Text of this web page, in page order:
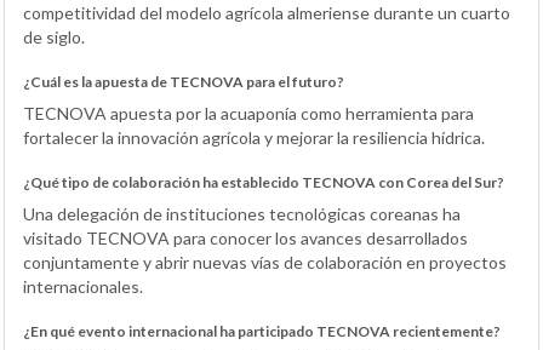
competitividad del modelo agrícola almeriense durante un cuarto
de siglo.
¿Cuál es la apuesta de TECNOVA para el futuro?
TECNOVA apuesta por la acuaponía como herramienta para
fortalecer la innovación agrícola y mejorar la resiliencia hídrica.
¿Qué tipo de colaboración ha establecido TECNOVA con Corea del Sur?
Una delegación de instituciones tecnológicas coreanas ha
visitado TECNOVA para conocer los avances desarrollados
conjuntamente y abrir nuevas vías de colaboración en proyectos
internacionales.
¿En qué evento internacional ha participado TECNOVA recientemente?